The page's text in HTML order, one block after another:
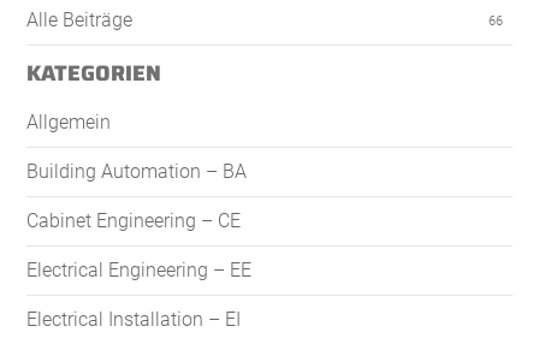
Alle Beiträge 66
KATEGORIEN
Allgemein
Building Automation – BA
Cabinet Engineering – CE
Electrical Engineering – EE
Electrical Installation – EI